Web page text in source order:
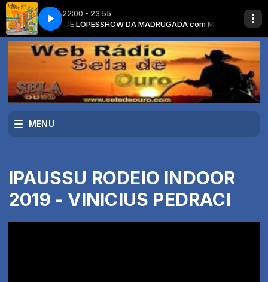
22:00 - 23:55
MAMEDE LOPESSHOW DA MADRUGADA com MAMEDE LOPES
VAI SOFRERMARILIA MENDONÇA - TODO MUNDO VAI SOFRER
MENU
IPAUSSU RODEIO INDOOR
2019 - VINICIUS PEDRACI